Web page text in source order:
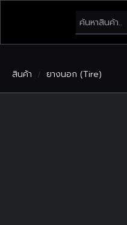
สินค้า / ยางนอก (Tire)